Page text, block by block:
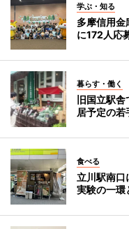
学ぶ・知る
多摩信用
に172人応
暮らす・働く
旧国立駅
居予定の若
食べる
立川駅南
実験の一環